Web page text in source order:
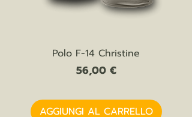
Polo F-14 Christine
Prezzo
56,00 €
AGGIUNGI AL CARRELLO